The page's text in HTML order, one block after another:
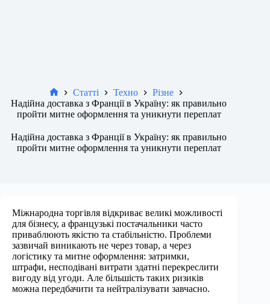
Новини
Статті Техно
Різне
Надійна доставка з Франції в Україну: як правильно
пройти митне оформлення та уникнути переплат
Надійна доставка з Франції в Україну: як правильно
пройти митне оформлення та уникнути переплат
Міжнародна торгівля відкриває великі можливості
для бізнесу, а французькі постачальники часто
приваблюють якістю та стабільністю. Проблеми
зазвичай виникають не через товар, а через
логістику та митне оформлення: затримки,
штрафи, несподівані витрати здатні перекреслити
вигоду від угоди. Але більшість таких ризиків
можна передбачити та нейтралізувати завчасно.